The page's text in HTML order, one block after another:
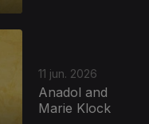
11 jun. 2026
Anadol and
Marie Klock